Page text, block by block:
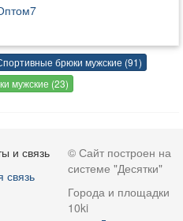
брюки мужские (91)
мужские (23)
и связь
связь
© Сайт построен на
системе "Десятки"
Города и площадки
10ki